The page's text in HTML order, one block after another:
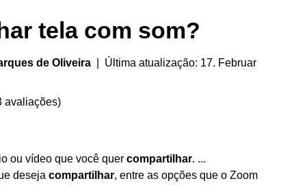
tela com som?
de Oliveira | Última atualização: 17. Februar
avaliações)
ou vídeo que você quer compartilhar. ...
deseja compartilhar, entre as opções que o Zoom